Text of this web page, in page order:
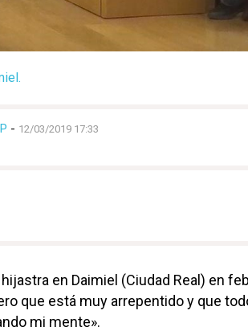
- 12/03/2019 17:33
en Daimiel (Ciudad Real) en
que está muy arrepentido y que
mi mente».